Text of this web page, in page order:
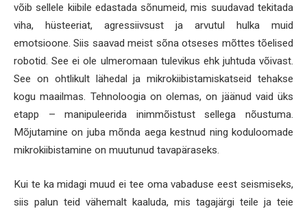
võib sellele kiibile edastada sõnumeid, mis suudavad tekitada
viha, hüsteeriat, agressiivsust ja arvutul hulka muid
emotsioone. Siis saavad meist sõna otseses mõttes tõelised
robotid. See ei ole ulmeromaan tulevikus ehk juhtuda võivast.
See on ohtlikult lähedal ja mikrokiibistamiskatseid tehakse
kogu maailmas. Tehnoloogia on olemas, on jäänud vaid üks
etapp – manipuleerida inimmõistust sellega nõustuma.
Mõjutamine on juba mõnda aega kestnud ning koduloomade
mikrokiibistamine on muutunud tavapäraseks.
Kui te ka midagi muud ei tee oma vabaduse eest seismiseks,
siis palun teid vähemalt kaaluda, mis tagajärgi teile ja teie